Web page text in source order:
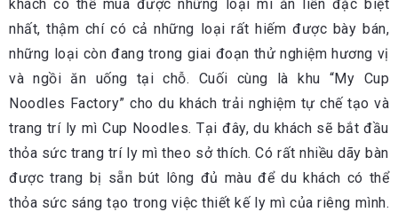
khách có thể mua được những loại mì ăn liền đặc biệt
nhất, thậm chí có cả những loại rất hiếm được bày bán,
những loại còn đang trong giai đoạn thử nghiệm hương vị
và ngồi ăn uống tại chỗ. Cuối cùng là khu “My Cup
Noodles Factory” cho du khách trải nghiệm tự chế tạo và
trang trí ly mì Cup Noodles. Tại đây, du khách sẽ bắt đầu
thỏa sức trang trí ly mì theo sở thích. Có rất nhiều dãy bàn
được trang bị sẵn bút lông đủ màu để du khách có thể
thỏa sức sáng tạo trong việc thiết kế ly mì của riêng mình.